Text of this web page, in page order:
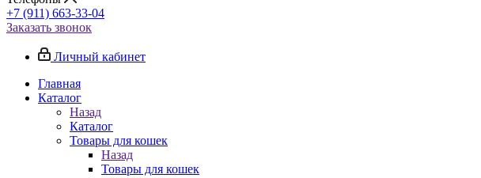
+7 (911) 663-33-04
Заказать звонок
Личный кабинет
Главная
Каталог
Назад
Каталог
Товары для кошек
Назад
Товары для кошек